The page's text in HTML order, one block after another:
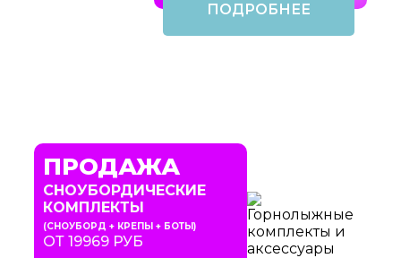
ПОДРОБНЕЕ
ПРОДАЖА
СНОУБОРДИЧЕСКИЕ
КОМПЛЕКТЫ
(СНОУБОРД + КРЕПЫ + БОТЫ)
ОТ 19969 РУБ